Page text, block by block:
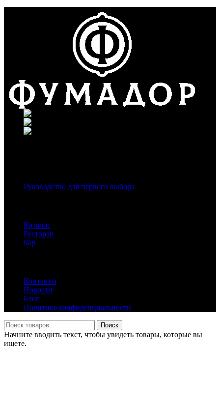
Руководство для первого выбора
Каталог
Ресторан
Бар
Контакты
Новости
Блог
Политика конфиденциальности
Поиск
Начните вводить текст, чтобы увидеть товары, которые вы
ищете.